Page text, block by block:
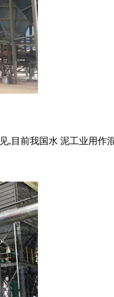
,目前我国水 泥工业用